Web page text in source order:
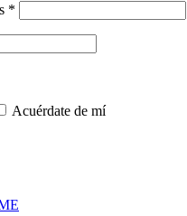
*
Acuérdate de mí